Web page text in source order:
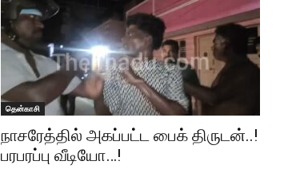
தென்காசி
நாசரேத்தில் அகப்பட்ட பைக் திருடன்..!
பரபரப்பு வீடியோ…!